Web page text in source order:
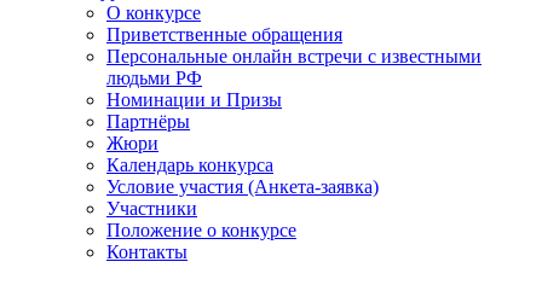
О конкурсе
Приветственные обращения
Персональные онлайн встречи с известными
людьми РФ
Номинации и Призы
Партнёры
Жюри
Календарь конкурса
Условие участия (Анкета-заявка)
Участники
Положение о конкурсе
Контакты